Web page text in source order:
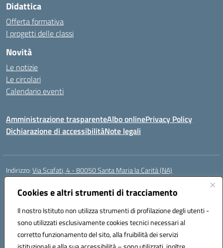
Cookies e altri strumenti di tracciamento
Il nostro Istituto non utilizza strumenti di profilazione degli utenti -
sono utilizzati esclusivamente cookies tecnici necessari al
corretto funzionamento del sito, alla fruibilità dei servizi
Didattica
Offerta formativa
I progetti delle classi
Novità
Le notizie
Le circolari
Calendario eventi
Amministrazione trasparenteAlbo onlinePrivacy Policy
Dichiarazione di accessibilitàNote legali
Indirizzo:Via Scafati, 4 - 80050 Santa Maria la Carità (NA)
Centralino:
Posta elettronica certificata (PEC):NAEE21900T@pec.istruzione.it
Codice fiscale: 90016250632
Codice meccanografico:NAEE21900T
Codice Indice delle Pubbliche Amministrazioni (IPA): istsc_naee21900t
Codice unico di fatturazione (CUF): UFZ0X6